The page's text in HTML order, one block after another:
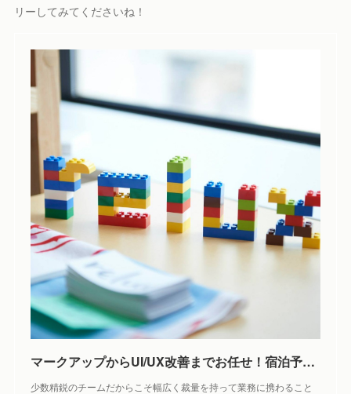
リーしてみてくださいね！
マークアップからUI/UX改善までお任せ！宿泊予約サービスのデザイナー募集 by 株式会社Loco Partners（Relux）
少数精鋭のチームだからこそ幅広く裁量を持って業務に携わること